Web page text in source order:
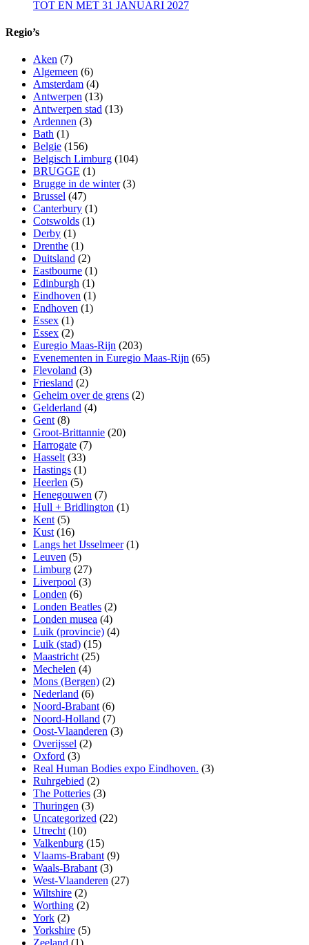
TOT EN MET 31 JANUARI 2027
Regio’s
Aken (7)
Algemeen (6)
Amsterdam (4)
Antwerpen (13)
Antwerpen stad (13)
Ardennen (3)
Bath (1)
Belgie (156)
Belgisch Limburg (104)
BRUGGE (1)
Brugge in de winter(3)
Brussel (47)
Canterbury (1)
Cotswolds (1)
Derby (1)
Drenthe (1)
Duitsland (2)
Eastbourne (1)
Edinburgh (1)
Eindhoven (1)
Endhoven (1)
Essex (1)
Essex (2)
Euregio Maas-Rijn (203)
Evenementen in Euregio Maas-Rijn (65)
Flevoland (3)
Friesland (2)
Geheim over de grens (2)
Gelderland (4)
Gent (8)
Groot-Brittannie (20)
Harrogate (7)
Hasselt (33)
Hastings (1)
Heerlen (5)
Henegouwen (7)
Hull + Bridlington (1)
Kent (5)
Kust (16)
Langs het IJsselmeer(1)
Leuven (5)
Limburg (27)
Liverpool (3)
Londen (6)
Londen Beatles (2)
Londen musea (4)
Luik (provincie) (4)
Luik (stad) (15)
Maastricht (25)
Mechelen (4)
Mons (Bergen) (2)
Nederland (6)
Noord-Brabant (6)
Noord-Holland (7)
Oost-Vlaanderen (3)
Overijssel (2)
Oxford (3)
Real Human Bodies expo Eindhoven. (3)
Ruhrgebied (2)
The Potteries (3)
Thuringen (3)
Uncategorized (22)
Utrecht (10)
Valkenburg (15)
Vlaams-Brabant (9)
Waals-Brabant (3)
West-Vlaanderen (27)
Wiltshire (2)
Worthing (2)
York (2)
Yorkshire (5)